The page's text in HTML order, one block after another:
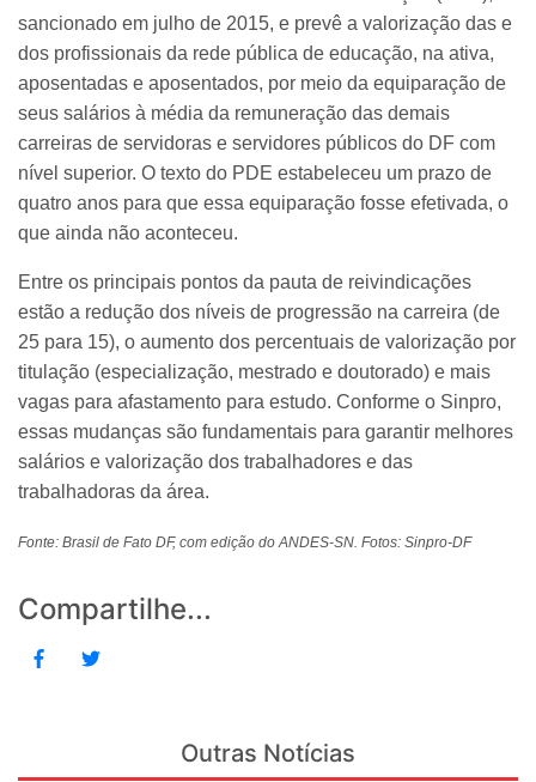
sancionado em julho de 2015, e prevê a valorização das e
dos profissionais da rede pública de educação, na ativa,
aposentadas e aposentados, por meio da equiparação de
seus salários à média da remuneração das demais
carreiras de servidoras e servidores públicos do DF com
nível superior. O texto do PDE estabeleceu um prazo de
quatro anos para que essa equiparação fosse efetivada, o
que ainda não aconteceu.
Entre os principais pontos da pauta de reivindicações
estão a redução dos níveis de progressão na carreira (de
25 para 15), o aumento dos percentuais de valorização por
titulação (especialização, mestrado e doutorado) e mais
vagas para afastamento para estudo. Conforme o Sinpro,
essas mudanças são fundamentais para garantir melhores
salários e valorização dos trabalhadores e das
trabalhadoras da área.
Fonte: Brasil de Fato DF, com edição do ANDES-SN. Fotos: Sinpro-DF
Compartilhe...
Outras Notícias